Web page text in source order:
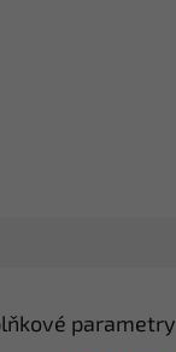
parametry